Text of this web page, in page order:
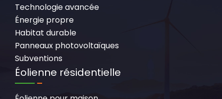
Technologie avancée
Énergie propre
Habitat durable
Panneaux photovoltaïques
Subventions
Éolienne résidentielle